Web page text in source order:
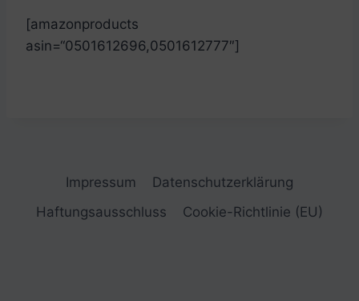
[amazonproducts
asin=“0501612696,0501612777″]
Impressum
Datenschutzerklärung
Haftungsausschluss
Cookie-Richtlinie (EU)